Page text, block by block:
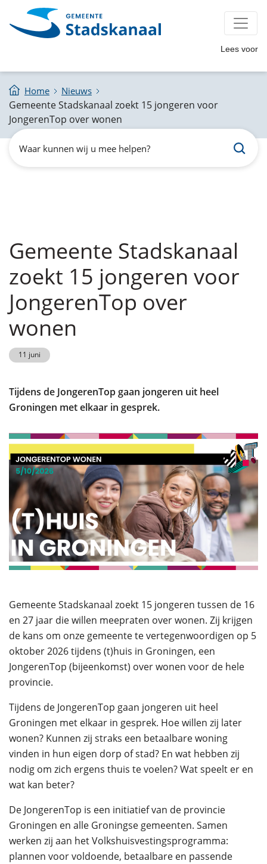
Lees voor
Home Nieuws
Gemeente Stadskanaal zoekt 15 jongeren voor
JongerenTop over wonen
Zoeken
Waar
Gemeente Stadskanaal
zoekt 15 jongeren voor
JongerenTop over
wonen
11 juni
Tijdens de JongerenTop gaan jongeren uit heel
Groningen met elkaar in gesprek.
Gemeente Stadskanaal zoekt 15 jongeren tussen de 16
en 27 jaar die willen meepraten over wonen. Zij krijgen
de kans om onze gemeente te vertegenwoordigen op 5
oktober 2026 tijdens (t)huis in Groningen, een
JongerenTop (bijeenkomst) over wonen voor de hele
provincie.
Tijdens de JongerenTop gaan jongeren uit heel
Groningen met elkaar in gesprek. Hoe willen zij later
wonen? Kunnen zij straks een betaalbare woning
vinden in hun eigen dorp of stad? En wat hebben zij
nodig om zich ergens thuis te voelen? Wat speelt er en
wat kan beter?
De JongerenTop is een initiatief van de provincie
Groningen en alle Groningse gemeenten. Samen
werken zij aan het Volkshuisvestingsprogramma:
plannen voor voldoende, betaalbare en passende